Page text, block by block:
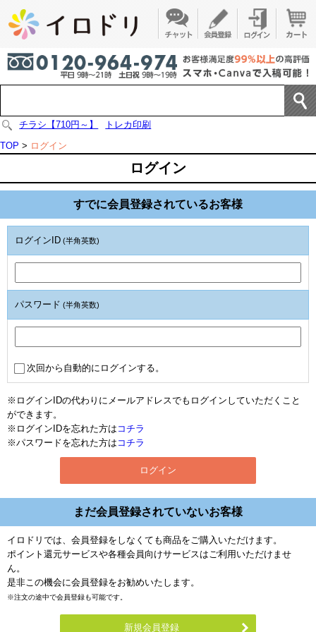
チラシ【710円～】
トレカ印刷
TOP > ログイン
ログイン
すでに会員登録されているお客様
ログインID (半角英数)
パスワード (半角英数)
次回から自動的にログインする。
※ログインIDの代わりにメールアドレスでもログインしていただくこと
ができます。
※ログインIDを忘れた方は コチラ
※パスワードを忘れた方は コチラ
まだ会員登録されていないお客様
イロドリでは、会員登録をしなくても商品をご購入いただけます。
ポイント還元サービスや各種会員向けサービスはご利用いただけませ
ん。
是非この機会に会員登録をお勧めいたします。
※注文の途中で会員登録も可能です。
新規会員登録